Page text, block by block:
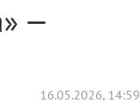
—
16.05.2026, 14:59